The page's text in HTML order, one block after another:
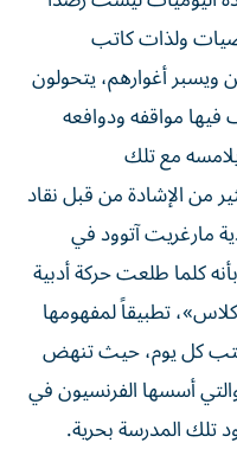
ولذات كاتب
ويسبر أغوارهم، يتحولون
مواقفه ودوافعه
مع تلك
من الإشادة من قبل نقاد
مارغريت آتوود في
كلما طلعت حركة أدبية
تطبيقاً لمفهومها
تُكتب كل يوم، حيث تنهض
أسسها الفرنسيون في
تلك المدرسة بحرية.